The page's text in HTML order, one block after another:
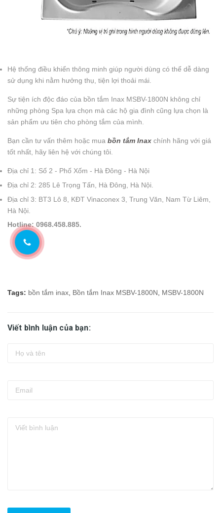
Hệ thống điều khiển thông minh giúp người dùng có thể dễ dàng
sử dụng khi nằm hưởng thụ, tiện lợi thoải mái.
Sự tiện ích độc đáo của bồn tắm Inax MSBV-1800N không chỉ
những phòng Spa lựa chọn mà các hộ gia đình cũng lựa chọn là
sản phẩm ưu tiên cho phòng tắm của mình.
Bạn cần tư vấn thêm hoặc mua bồn tắm Inax chính hãng với giá
tốt nhất, hãy liên hệ với chúng tôi.
Địa chỉ 1: Số 2 - Phố Xốm - Hà Đông - Hà Nội
Địa chỉ 2: 285 Lê Trọng Tấn, Hà Đông, Hà Nội.
Địa chỉ 3: BT3 Lô 8, KĐT Vinaconex 3, Trung Văn, Nam Từ Liêm,
Hà Nội.
Hotline: 0968.458.885.
Tags: bồn tắm inax Bồn tắm Inax MSBV-1800N MSBV-1800N
Viết bình luận của bạn: